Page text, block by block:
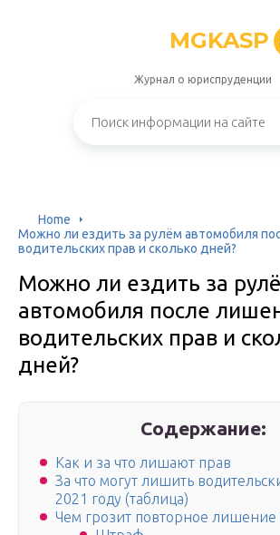
MGKASP
Журнал о юриспруденции
Home
Можно ли ездить за рулём автомобиля
водительских прав и сколько дней?
Можно ли ездить за
автомобиля после
водительских прав и
дней?
Содержание:
Как и за что лишают прав
За что могут лишить
2021 году (таблица)
Чем грозит повторное лишение